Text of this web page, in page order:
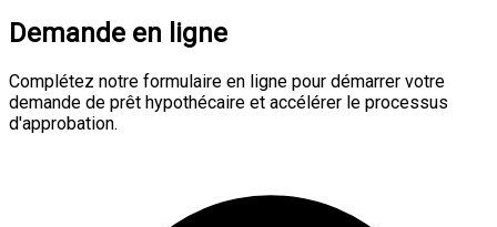
Demande en ligne
Complétez notre formulaire en ligne pour démarrer votre
demande de prêt hypothécaire et accélérer le processus
d'approbation.